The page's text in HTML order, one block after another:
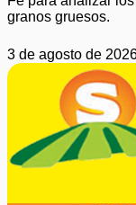
granos gruesos.
3 de agosto de